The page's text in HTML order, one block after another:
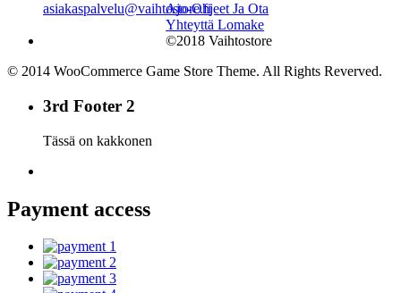
asiakaspalvelu@vaihtostore.fiAjo-Ohjeet Ja Ota
Yhteyttä Lomake
©2018 Vaihtostore
© 2014 WooCommerce Game Store Theme. All Rights Reverved.
3rd Footer 2
Tässä on kakkonen
Payment access